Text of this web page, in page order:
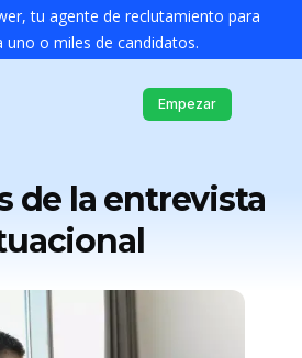
tu agente de reclutamiento para
uno o miles de candidatos.
Empezar
de la entrevista